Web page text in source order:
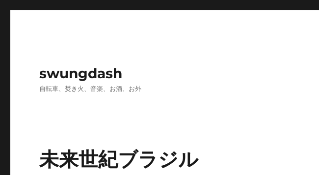
swungdash
自転車、焚き火、音楽、お酒、お外
未来世紀ブラジル